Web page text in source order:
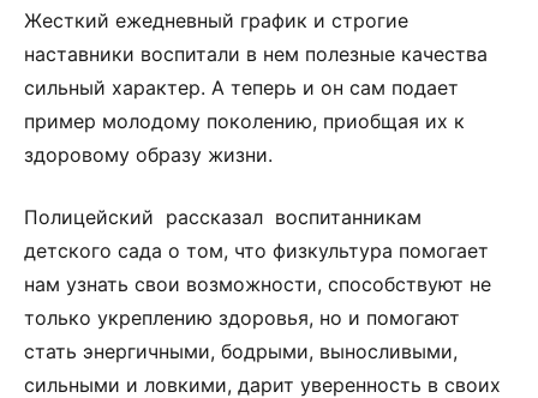
Жесткий ежедневный график и строгие
наставники воспитали в нем полезные качества
сильный характер. А теперь и он сам подает
пример молодому поколению, приобщая их к
здоровому образу жизни.
Полицейский рассказал воспитанникам
детского сада о том, что физкультура помогает
нам узнать свои возможности, способствуют не
только укреплению здоровья, но и помогают
стать энергичными, бодрыми, выносливыми,
сильными и ловкими, дарит уверенность в своих